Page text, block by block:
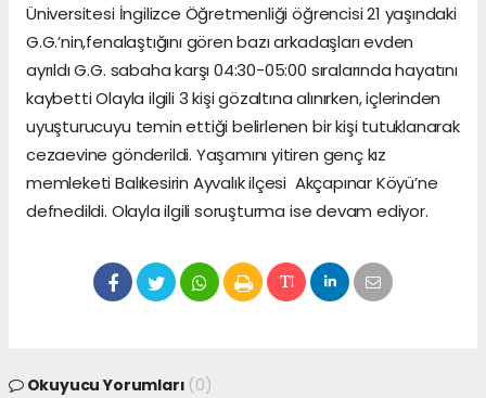
Üniversitesi İngilizce Öğretmenliği öğrencisi 21 yaşındaki
G.G.’nin,fenalaştığını gören bazı arkadaşları evden
ayrıldı G.G. sabaha karşı 04:30-05:00 sıralarında hayatını
kaybetti Olayla ilgili 3 kişi gözaltına alınırken, içlerinden
uyuşturucuyu temin ettiği belirlenen bir kişi tutuklanarak
cezaevine gönderildi. Yaşamını yitiren genç kız
memleketi Balıkesirin Ayvalık ilçesi Akçapınar Köyü’ne
defnedildi. Olayla ilgili soruşturma ise devam ediyor.
Okuyucu Yorumları (0)